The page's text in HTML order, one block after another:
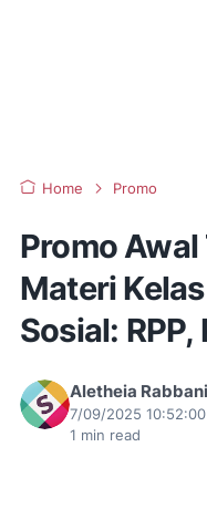
Home Promo
Promo
Materi
Sosial: RPP,
Aletheia Rabbani
7/09/2025 10:52:00
1 min read